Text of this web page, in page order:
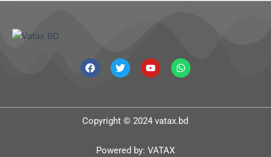
F
a
c
o
o
k
T
w
i
e
r
Y
o
u
b
e
W
h
a
a
p
Copyright © 2024 vatax.bd
Powered by: VATAX